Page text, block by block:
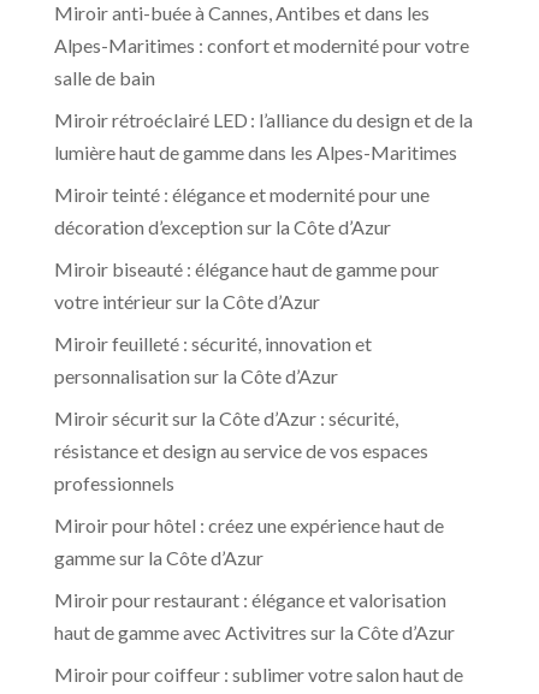
Miroir anti-buée à Cannes, Antibes et dans les
Alpes-Maritimes : confort et modernité pour votre
salle de bain
Miroir rétroéclairé LED : l’alliance du design et de la
lumière haut de gamme dans les Alpes-Maritimes
Miroir teinté : élégance et modernité pour une
décoration d’exception sur la Côte d’Azur
Miroir biseauté : élégance haut de gamme pour
votre intérieur sur la Côte d’Azur
Miroir feuilleté : sécurité, innovation et
personnalisation sur la Côte d’Azur
Miroir sécurit sur la Côte d’Azur : sécurité,
résistance et design au service de vos espaces
professionnels
Miroir pour hôtel : créez une expérience haut de
gamme sur la Côte d’Azur
Miroir pour restaurant : élégance et valorisation
haut de gamme avec Activitres sur la Côte d’Azur
Miroir pour coiffeur : sublimer votre salon haut de